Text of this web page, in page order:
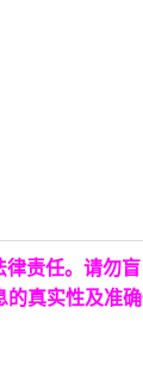
责任。请勿
真实性及准